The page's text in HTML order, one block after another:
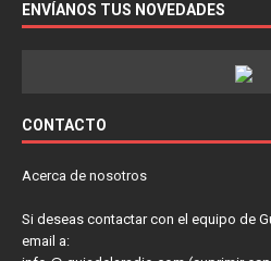
ENVÍANOS TUS NOVEDADES
CONTACTO
Acerca de nosotros
Si deseas contactar con el equipo de
email a: